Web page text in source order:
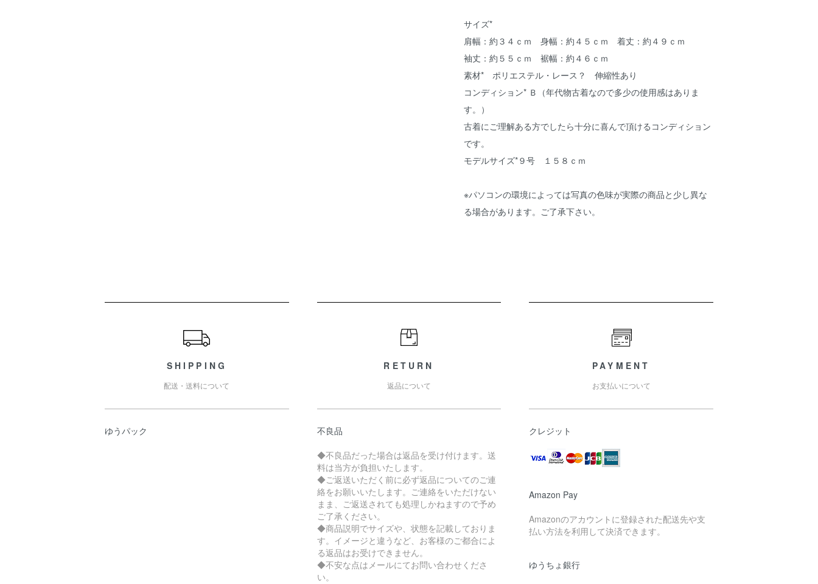
サイズ*
肩幅：約３４ｃｍ 身幅：約４５ｃｍ 着丈：約４９ｃｍ
袖丈：約５５ｃｍ 裾幅：約４６ｃｍ
素材* ポリエステル・レース？ 伸縮性あり
コンディション* Ｂ（年代物古着なので多少の使用感はありま
す。）
古着にご理解ある方でしたら十分に喜んで頂けるコンディション
です。
モデルサイズ*９号 １５８ｃｍ
※パソコンの環境によっては写真の色味が実際の商品と少し異な
る場合があります。ご了承下さい。
SHIPPING
配送・送料について
ゆうパック
RETURN
返品について
不良品
◆不良品だった場合は返品を受け付けます。送
料は当方が負担いたします。
◆ご返送いただく前に必ず返品についてのご連
絡をお願いいたします。ご連絡をいただけない
まま、ご返送されても処理しかねますので予め
ご了承ください。
◆商品説明でサイズや、状態を記載しておりま
す。イメージと違うなど、お客様のご都合によ
る返品はお受けできません。
◆不安な点はメールにてお問い合わせくださ
い。
PAYMENT
お支払いについて
クレジット
Amazon Pay
Amazonのアカウントに登録された配送先や支
払い方法を利用して決済できます。
ゆうちょ銀行